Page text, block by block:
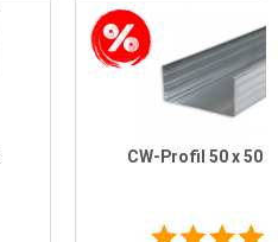
CW-Profil 50 x 50